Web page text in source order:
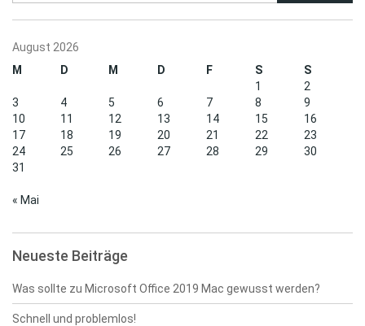
August 2026
M
D M D F S
S
1
2
3
4 5 6 7 8
9
10
11 12 13 14 15
16
17
18 19 20 21 22
23
24
25 26 27 28 29
30
31
« Mai
Neueste Beiträge
Was sollte zu Microsoft Office 2019 Mac gewusst werden?
Schnell und problemlos!